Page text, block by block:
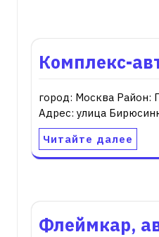
Комплекс-
город: Москва Район:
Адрес: улица
Читайте далее
Флеймкар,